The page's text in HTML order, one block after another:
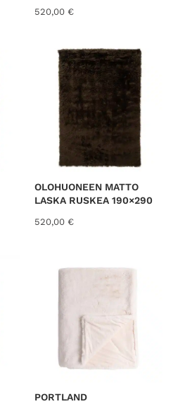
520,00 €
OLOHUONEEN MATTO
LASKA RUSKEA 190×290
520,00 €
PORTLAND